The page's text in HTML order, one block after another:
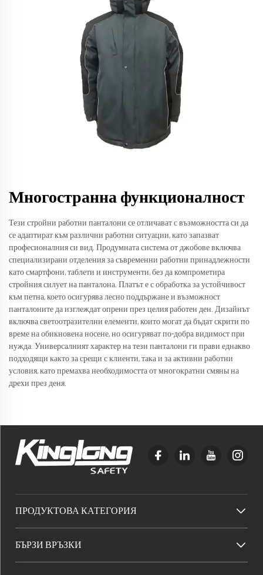
Многостранна функционалност
Тези стройни работни панталони се отличават с възможността си да
се адаптират към различни работни ситуации, като запазват
професионалния си вид. Продумната система от джобове включва
специализирани отделения за съвременни работни принадлежности
като смартфони, таблети и инструменти, без да компрометира
стройния силует на панталона. Платът е с обработка за устойчивост
към петна, което осигурява лесно поддържане и възможност
панталоните да изглеждат опрени през целия работен ден. Дизайнът
включва светоотразителни елементи, които могат да бъдат скрити по
време на обикновена носене, но осигуряват по-добра видимост при
нужда. Универсалният характер на тези панталони ги прави еднакво
подходящи както за срещи с клиенти, така и за активни работни
условия, като премахва необходимостта от многократни смяны на
дрехи през деня.
ПРОДУКТОВА КАТЕГОРИЯ
БЪРЗИ ВРЪЗКИ